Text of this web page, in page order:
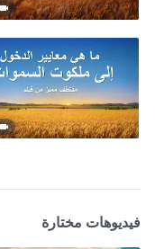
فيديوهات مختارة